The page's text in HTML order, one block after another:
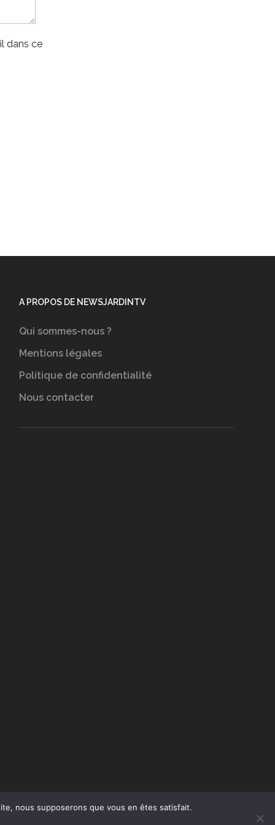
dans ce
A PROPOS DE NEWSJARDINTV
Qui sommes-nous ?
Mentions légales
Politique de confidentialité
Nous contacter
nous supposerons que vous en êtes satisfait.